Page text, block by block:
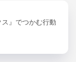
』でつかむ行動